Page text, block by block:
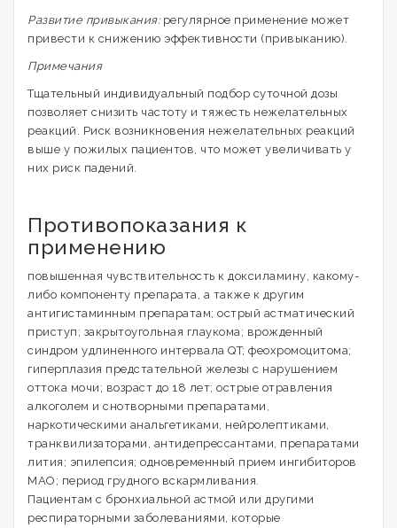
Развитие привыкания:регулярное применение может
привести к снижению эффективности (привыканию).
Примечания
Тщательный индивидуальный подбор суточной дозы
позволяет снизить частоту и тяжесть нежелательных
реакций. Риск возникновения нежелательных реакций
выше у пожилых пациентов, что может увеличивать у
них риск падений.
Противопоказания к
применению
повышенная чувствительность к доксиламину, какому-
либо компоненту препарата, а также к другим
антигистаминным препаратам; острый астматический
приступ; закрытоугольная глаукома; врожденный
синдром удлиненного интервала QT; феохромоцитома;
гиперплазия предстательной железы с нарушением
оттока мочи; возраст до 18 лет; острые отравления
алкоголем и снотворными препаратами,
наркотическими анальгетиками, нейролептиками,
транквилизаторами, антидепрессантами, препаратами
лития; эпилепсия; одновременный прием ингибиторов
МАО; период грудного вскармливания.
Пациентам с бронхиальной астмой или другими
респираторными заболеваниями, которые